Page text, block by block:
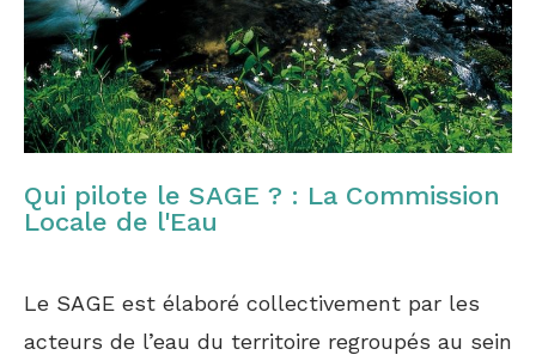
Qui pilote le SAGE ? : La Commission
Locale de l'Eau
Le SAGE est élaboré collectivement par les
acteurs de l’eau du territoire regroupés au sein